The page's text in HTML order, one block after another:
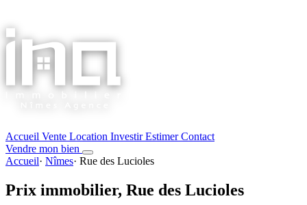
Accueil Vente Location InvestirEstimerContact
Vendre mon bien
Accueil· Nîmes· Rue des Lucioles
Prix immobilier, Rue des Lucioles